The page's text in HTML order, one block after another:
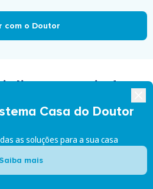
com o Doutor
em ajudar
Habitação
Casa do Doutor
as soluções para a sua casa
Saiba mais